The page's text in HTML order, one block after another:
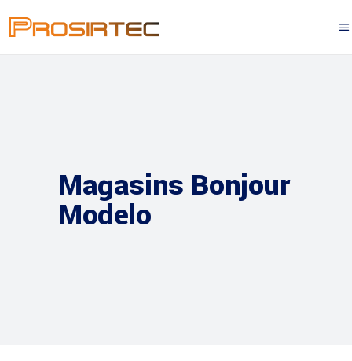
Magasins Bonjour
Modelo